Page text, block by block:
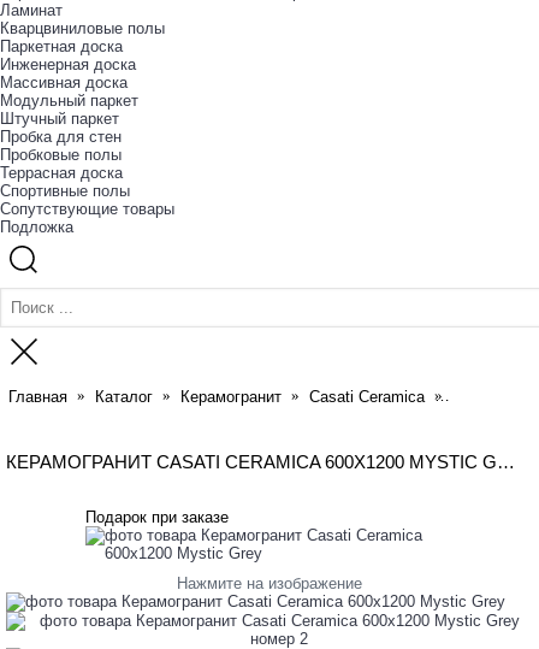
Ламинат
Кварцвиниловые полы
Паркетная доска
Инженерная доска
Массивная доска
Модульный паркет
Штучный паркет
Пробка для стен
Пробковые полы
Террасная доска
Спортивные полы
Сопутствующие товары
Подложка
Главная Каталог Керамогранит Casati Ceramica
КЕРАМОГРАНИТ CASATI CERAMICA 600Х1200 MYSTIC GREY
Подарок при заказе
Нажмите на изображение